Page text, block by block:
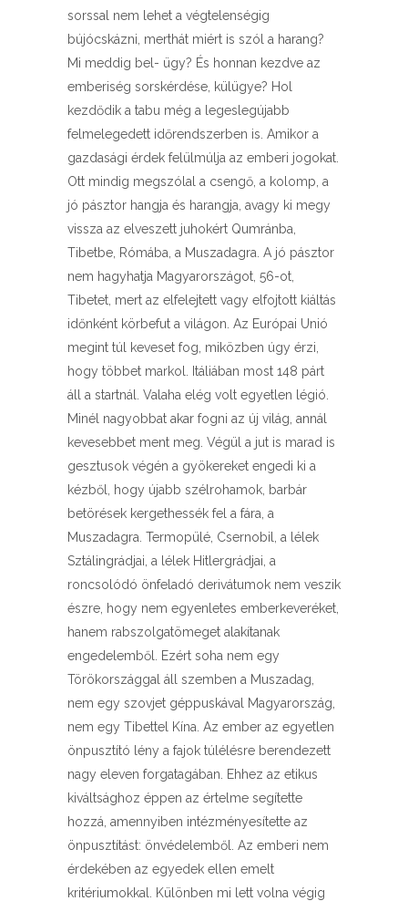
sorssal nem lehet a végtelenségig
bújócskázni, merthát miért is szól a harang?
Mi meddig bel- ügy? És honnan kezdve az
emberiség sorskérdése, külügye? Hol
kezdődik a tabu még a legeslegújabb
felmelegedett időrendszerben is. Amikor a
gazdasági érdek felülmúlja az emberi jogokat.
Ott mindig megszólal a csengő, a kolomp, a
jó pásztor hangja és harangja, avagy ki megy
vissza az elveszett juhokért Qumránba,
Tibetbe, Rómába, a Muszadagra. A jó pásztor
nem hagyhatja Magyarországot, 56-ot,
Tibetet, mert az elfelejtett vagy elfojtott kiáltás
időnként körbefut a világon. Az Európai Unió
megint túl keveset fog, miközben úgy érzi,
hogy többet markol. Itáliában most 148 párt
áll a startnál. Valaha elég volt egyetlen légió.
Minél nagyobbat akar fogni az új világ, annál
kevesebbet ment meg. Végül a jut is marad is
gesztusok végén a gyökereket engedi ki a
kézből, hogy újabb szélrohamok, barbár
betörések kergethessék fel a fára, a
Muszadagra. Termopülé, Csernobil, a lélek
Sztálingrádjai, a lélek Hitlergrádjai, a
roncsolódó önfeladó derivátumok nem veszik
észre, hogy nem egyenletes emberkeveréket,
hanem rabszolgatömeget alakítanak
engedelemből. Ezért soha nem egy
Törökországgal áll szemben a Muszadag,
nem egy szovjet géppuskával Magyarország,
nem egy Tibettel Kína. Az ember az egyetlen
önpusztító lény a fajok túlélésre berendezett
nagy eleven forgatagában. Ehhez az etikus
kiváltsághoz éppen az értelme segítette
hozzá, amennyiben intézményesítette az
önpusztítást: önvédelemből. Az emberi nem
érdekében az egyedek ellen emelt
kritériumokkal. Különben mi lett volna végig